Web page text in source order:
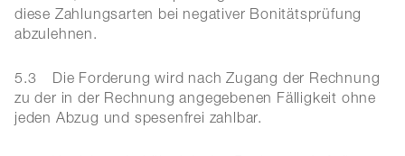
diese Zahlungsarten bei negativer Bonitätsprüfung
abzulehnen.
5.3
Die Forderung wird nach Zugang der Rechnung
zu der in der Rechnung angegebenen Fälligkeit ohne
jeden Abzug und spesenfrei zahlbar.